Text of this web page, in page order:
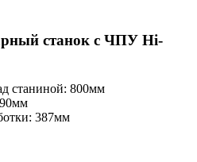
станок с ЧПУ Hi-
станиной: 800мм
387мм